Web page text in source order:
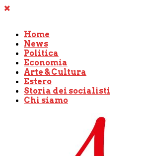
Home
News
Politica
Economia
Arte & Cultura
Estero
Storia dei socialisti
Chi siamo